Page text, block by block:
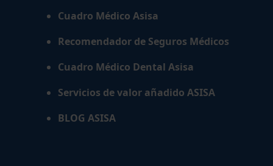
Cuadro Médico Asisa
Recomendador de Seguros Médicos
Cuadro Médico Dental Asisa
Servicios de valor añadido ASISA
BLOG ASISA